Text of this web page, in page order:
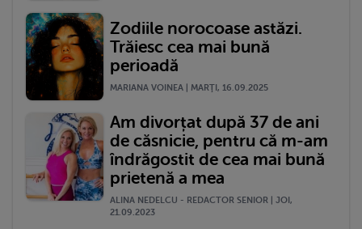
Zodiile norocoase astăzi.
Trăiesc cea mai bună
perioadă
MARIANA VOINEA | MARŢI, 16.09.2025
Am divorțat după 37 de ani
de căsnicie, pentru că m-am
îndrăgostit de cea mai bună
prietenă a mea
ALINA NEDELCU - REDACTOR SENIOR | JOI,
21.09.2023